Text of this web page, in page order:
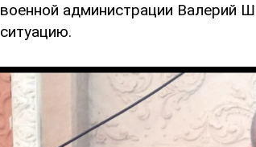
военной администрации Валерий
ситуацию.